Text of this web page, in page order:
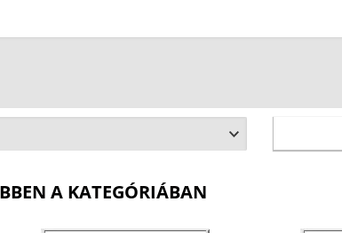
A KATEGÓRIÁBAN